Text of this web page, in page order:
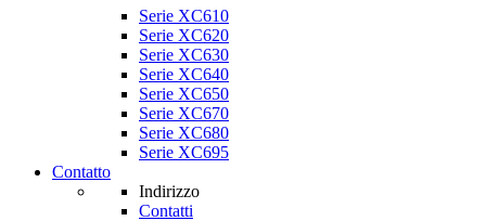
Serie XC610
Serie XC620
Serie XC630
Serie XC640
Serie XC650
Serie XC670
Serie XC680
Serie XC695
Contatto
Indirizzo
Contatti